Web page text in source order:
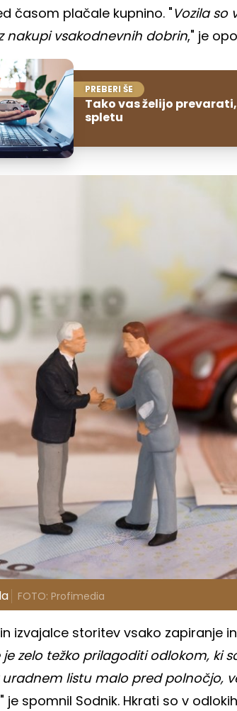
časom plačale kupnino. "Vozila so
nakupi vsakodnevnih dobrin," je
PREBERI ŠE
Tako vas želijo
spletu
FOTO: Profimedia
izvajalce storitev vsako zapiranje
je zelo težko prilagoditi odlokom, ki
listu malo pred polnočjo,
je spomnil Sodnik. Hkrati so v